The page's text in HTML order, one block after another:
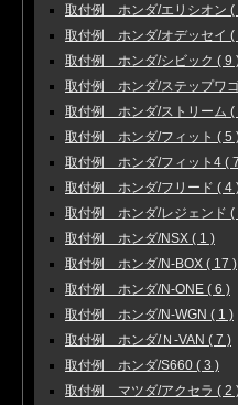
取付例 ホンダ/エリシオン (
取付例 ホンダ/オデッセイ (
取付例 ホンダ/シビック ( 9
取付例 ホンダ/ステップワ
取付例 ホンダ/ストリーム (
取付例 ホンダ/フィット ( 5
取付例 ホンダ/フィット4 (
取付例 ホンダ/フリード ( 4
取付例 ホンダ/レジェンド (
取付例 ホンダ/NSX ( 1 )
取付例 ホンダ/N-BOX ( 17 )
取付例 ホンダ/N-ONE ( 6 )
取付例 ホンダ/N-WGN ( 1 )
取付例 ホンダ/Ｎ-VAN ( 7 )
取付例 ホンダ/S660 ( 3 )
取付例 マツダ/アクセラ ( 2